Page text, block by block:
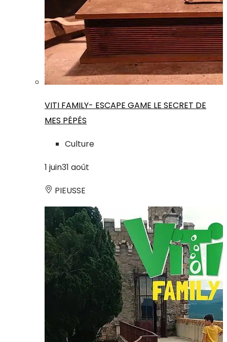
VITI FAMILY- ESCAPE GAME LE SECRET DE
MES PÉPÉS
Culture
1 juin31 août
PIEUSSE